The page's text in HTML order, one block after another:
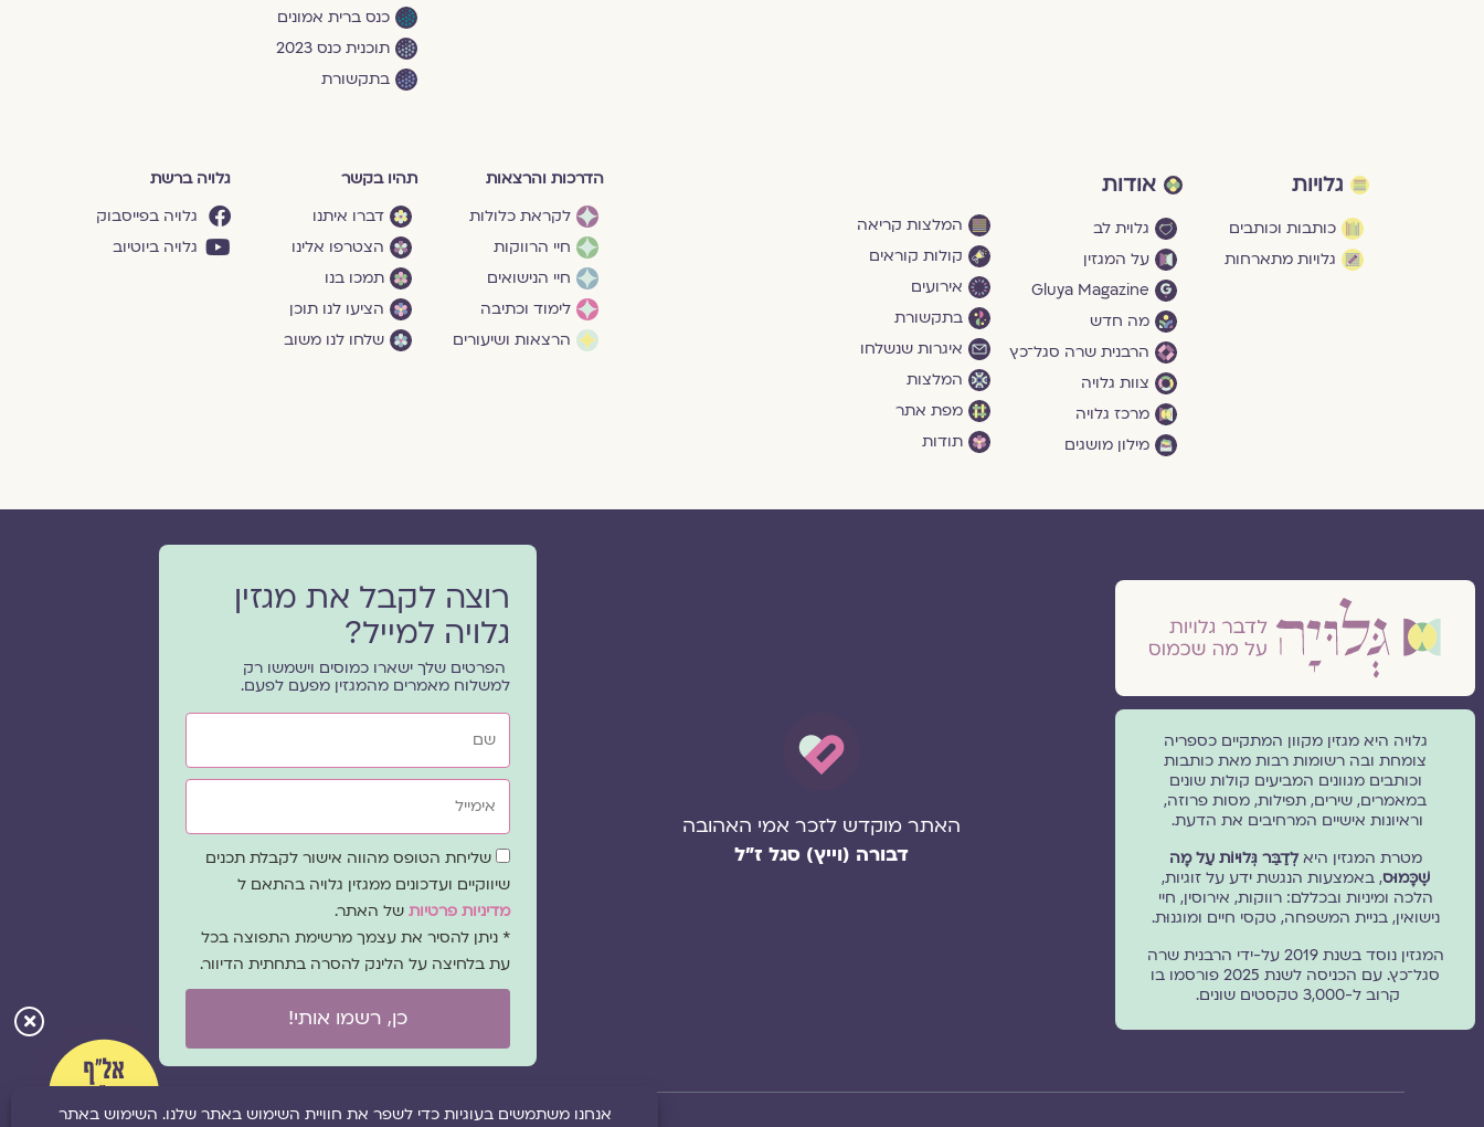
כנס ברית אמונים
תוכנית כנס 2023
בתקשורת
גלויות
כותבות וכותבים
גלויות מתארחות
אודות
גלוית לב
על המגזין
Gluya Magazine
מה חדש
הרבנית שרה סגל־כץ
צוות גלויה
מרכז גלויה
מילון מושגים
המלצות קריאה
קולות קוראים
אירועים
בתקשורת
איגרות שנשלחו
המלצות
מפת אתר
תודות
הדרכות והרצאות
לקראת כלולות
חיי הרווקות
חיי הנישואים
לימוד וכתיבה
הרצאות ושיעורים
תהיו בקשר
דברו איתנו
הצטרפו אלינו
תמכו בנו
הציעו לנו תוכן
שלחו לנו משוב
גלויה ברשת
גלויה בפייסבוק
גלויה ביוטיוב
גלויה היא מגזין מקוון המתקיים כספריה
צומחת ובה רשומות רבות מאת כותבות
וכותבים מגוונים המביעים קולות שונים
במאמרים, שירים, תפילות, מסות פרוזה,
וראיונות אישיים המרחיבים את הדעת.
מטרת המגזין היאלְדַבֵּר גְּלוּיוֹת עַל מָה
שֶׁכָּמוּס, באמצעות הנגשת ידע על זוגיות,
הלכה ומיניות ובכללם: רווקות, אירוסין, חיי
נישואין, בניית המשפחה, טקסי חיים ומוגנוּת.
המגזין נוסד בשנת 2019 על-ידי הרבנית שרה
סגל־כץ. עם הכניסה לשנת 2025 פורסמו בו
קרוב ל-3,000 טקסטים שונים.
האתר מוקדש לזכר אמי האהובה
דבורה (וייץ) סגל ז"ל
רוצה לקבל את מגזין
גלויה למייל?
הפרטים שלך ישארו כמוסים וישמשו רק
למשלוח מאמרים מהמגזין מפעם לפעם.
שם
אימייל
שדה
הסכמה
שליחת הטופס מהווה אישור לקבלת תכנים
שיווקיים ועדכונים ממגזין גלויה בהתאם ל
מדיניות פרטיות של האתר.
* ניתן להסיר את עצמך מרשימת התפוצה בכל
עת בלחיצה על הלינק להסרה בתחתית הדיוור.
כן, רשמו אותי!